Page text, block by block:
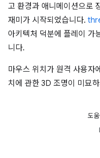
고 환경과 애니메이션으로
재미가 시작되었습니다.
아키텍처 덕분에 플레이 가
니다.
마우스 위치가 원격 사용자
치에 관한 3D 조명이 미묘
도